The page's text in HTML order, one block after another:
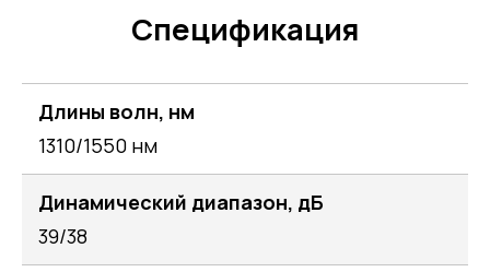
Спецификация
Длины волн, нм
1310/1550 нм
Динамический диапазон, дБ
39/38